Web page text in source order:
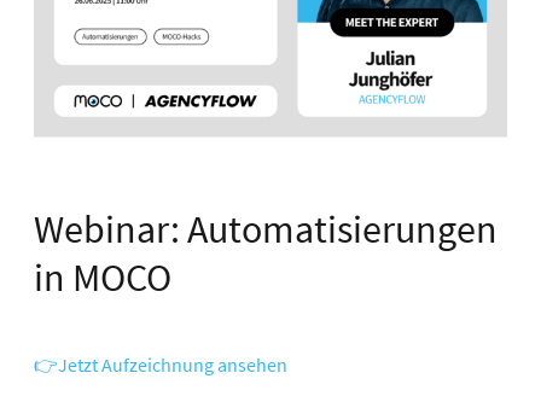
Webinar: Automatisierungen
in MOCO
👉Jetzt Aufzeichnung ansehen